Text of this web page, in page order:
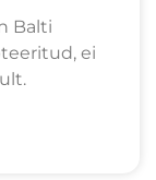
Balti
ei